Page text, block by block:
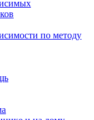
по методу